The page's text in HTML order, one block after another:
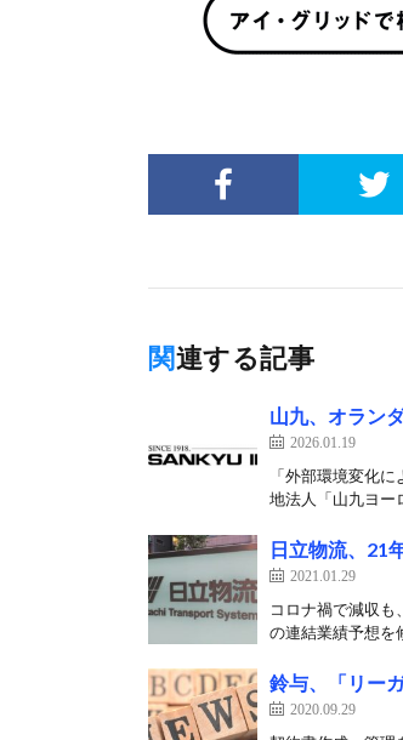
関連する記事
山九、オラン
2026.01.19
「外部環境変化
地法人「山九ヨー
日立物流、21
2021.01.29
コロナ禍で減収
の連結業績予想を
鈴与、「リー
2020.09.29